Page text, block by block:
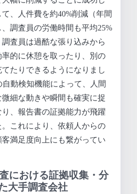
、人件費を約40%削減（年間
調査員の労働時間も平均25%
査員は過酷な張り込みから
的に休憩を取ったり、別の
たりできるようになりまし
動検知機能によって、人間
細な動きや瞬間も確実に捉
、報告書の証拠能力が飛躍
これにより、依頼人からの
満足度向上にも繋がってい
における証拠収集・分
大手調査会社